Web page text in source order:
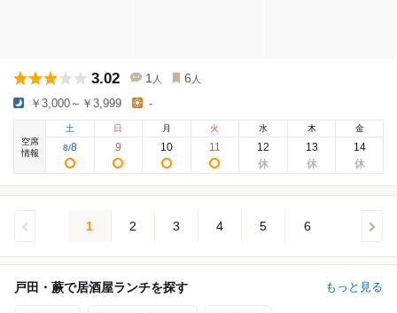
3.02 1 人 6 人
￥3,000～￥3,999 -
空席
情報
土
8/8
日
9
月
10
火
11
水
12
木
13
金
14
1 2 3 4 5 6
戸田・蕨で居酒屋ランチを探す もっと見る